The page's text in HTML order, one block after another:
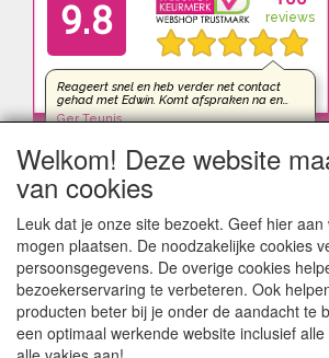
Welkom! Deze website
van cookies
Leuk dat je onze site bezoekt. Geef hier
mogen plaatsen. De noodzakelijke cookies
persoonsgegevens. De overige cookies
bezoekerservaring te verbeteren. Ook
producten beter bij je onder de aandacht te
een optimaal werkende website inclusief